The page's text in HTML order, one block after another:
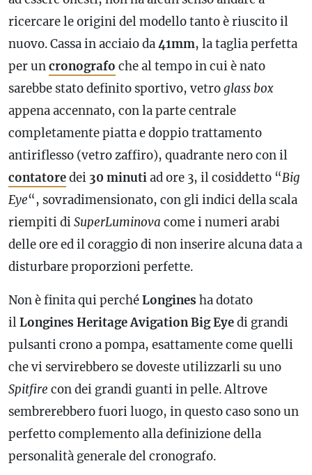
ricercare le origini del modello tanto è riuscito il
nuovo. Cassa in acciaio da41mm, la taglia perfetta
per uncronografo che al tempo in cui è nato
sarebbe stato definito sportivo, vetroglass box
appena accennato, con la parte centrale
completamente piatta e doppio trattamento
antiriflesso (vetro zaffiro), quadrante nero con il
contatoredei 30 minutiad ore 3, il cosiddetto “Big
Eye“, sovradimensionato, con gli indici della scala
riempiti diSuperLuminova come i numeri arabi
delle ore ed il coraggio di non inserire alcuna data a
disturbare proporzioni perfette.
Non è finita qui perchéLongines ha dotato
ilLongines Heritage Avigation Big Eyedi grandi
pulsanti crono a pompa, esattamente come quelli
che vi servirebbero se doveste utilizzarli su uno
Spitfire con dei grandi guanti in pelle. Altrove
sembrerebbero fuori luogo, in questo caso sono un
perfetto complemento alla definizione della
personalità generale delcronografo.